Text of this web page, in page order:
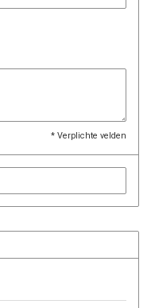
* Verplichte velden